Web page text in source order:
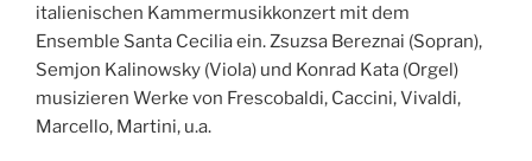
italienischen Kammermusikkonzert mit dem
Ensemble Santa Cecilia ein. Zsuzsa Bereznai (Sopran),
Semjon Kalinowsky (Viola) und Konrad Kata (Orgel)
musizieren Werke von Frescobaldi, Caccini, Vivaldi,
Marcello, Martini, u.a.